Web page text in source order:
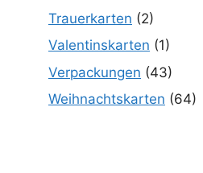
Trauerkarten (2)
Valentinskarten (1)
Verpackungen (43)
Weihnachtskarten (64)